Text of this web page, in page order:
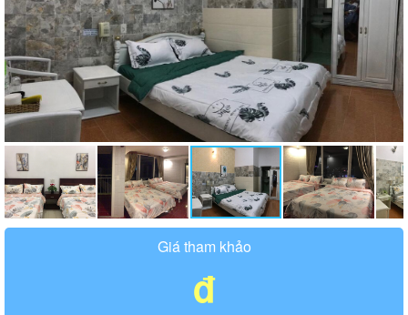
Giá tham khảo
đ